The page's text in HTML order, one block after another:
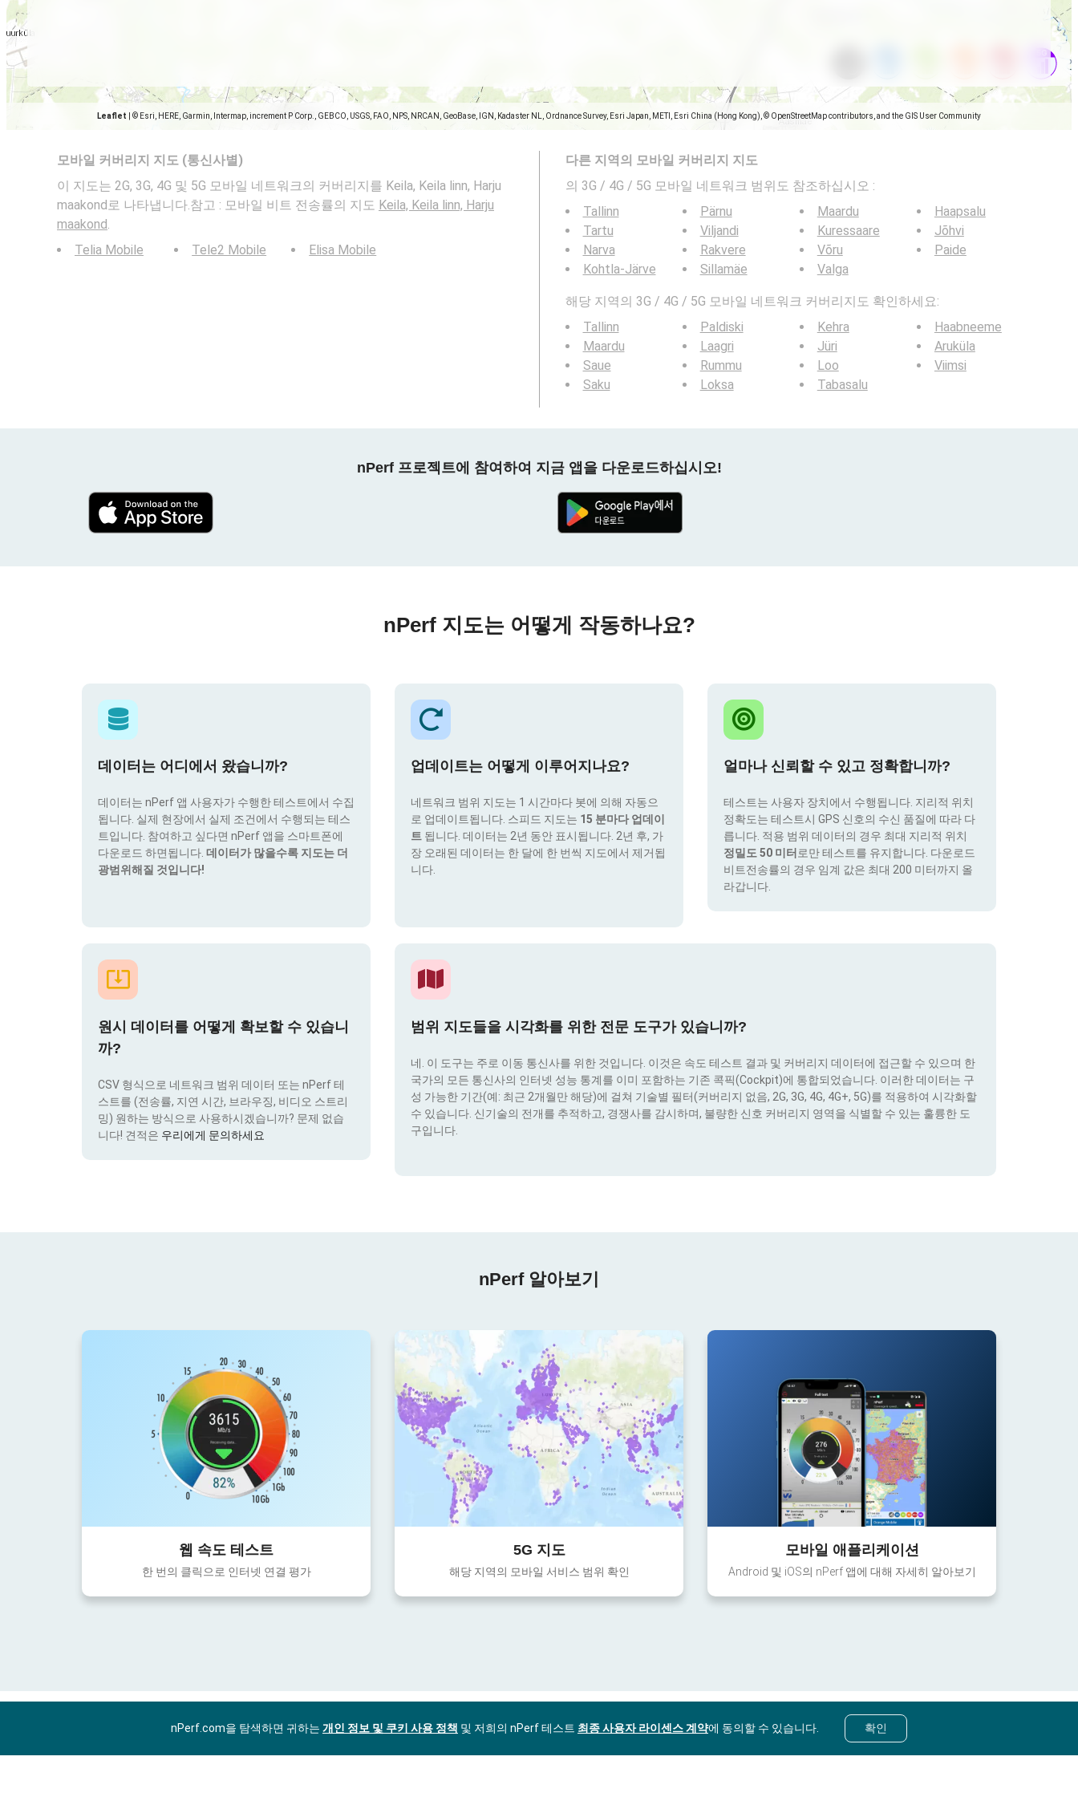
Leaflet © Esri, HERE, Garmin, Intermap, increment P Corp., GEBCO, USGS, FAO, NPS, NRCAN, GeoBase, IGN, Kadaster NL, Ordnance Survey, Esri Japan, METI, Esri China (Hong Kong), © OpenStreetMap contributors, and the GIS User Community
모바일 커버리지 지도 (통신사별)
이 지도는 2G, 3G, 4G 및 5G 모바일 네트워크의 커버리지를 Keila, Keila linn, Harju
maakond로 나타냅니다.참고 : 모바일 비트 전송률의 지도 Keila, Keila linn, Harju
maakond.
Telia Mobile
Tele2 Mobile Elisa Mobile
다른 지역의 모바일 커버리지 지도
의 3G / 4G / 5G 모바일 네트워크 범위도 참조하십시오 :
Tallinn
Tartu
Narva
Kohtla-Järve
Pärnu
Viljandi
Rakvere
Sillamäe
Maardu
Kuressaare
Võru
Valga
Haapsalu
Jõhvi
Paide
해당 지역의 3G / 4G / 5G 모바일 네트워크 커버리지도 확인하세요:
Tallinn
Maardu
Saue
Saku
Paldiski
Laagri
Rummu
Loksa
Kehra
Jüri
Loo
Tabasalu
Haabneeme
Aruküla
Viimsi
nPerf 프로젝트에 참여하여 지금 앱을 다운로드하십시오!
nPerf 지도는 어떻게 작동하나요?
데이터는 어디에서 왔습니까?
데이터는 nPerf 앱 사용자가 수행한 테스트에서 수집
됩니다. 실제 현장에서 실제 조건에서 수행되는 테스
트입니다. 참여하고 싶다면 nPerf 앱을 스마트폰에
다운로드 하면됩니다. 데이터가 많을수록 지도는 더
광범위해질 것입니다!
업데이트는 어떻게 이루어지나요?
네트워크 범위 지도는 1 시간마다 봇에 의해 자동으
로 업데이트됩니다. 스피드 지도는 15 분마다 업데이
트 됩니다. 데이터는 2년 동안 표시됩니다. 2년 후, 가
장 오래된 데이터는 한 달에 한 번씩 지도에서 제거됩
니다.
얼마나 신뢰할 수 있고 정확합니까?
테스트는 사용자 장치에서 수행됩니다. 지리적 위치
정확도는 테스트시 GPS 신호의 수신 품질에 따라 다
릅니다. 적용 범위 데이터의 경우 최대 지리적 위치
정밀도 50 미터 로만 테스트를 유지합니다. 다운로드
비트전송률의 경우 임계 값은 최대 200 미터까지 올
라갑니다.
원시 데이터를 어떻게 확보할 수 있습니
까?
CSV 형식으로 네트워크 범위 데이터 또는 nPerf 테
스트를 (전송률, 지연 시간, 브라우징, 비디오 스트리
밍) 원하는 방식으로 사용하시겠습니까? 문제 없습
니다! 견적은 우리에게 문의하세요
범위 지도들을 시각화를 위한 전문 도구가 있습니까?
네. 이 도구는 주로 이동 통신사를 위한 것입니다. 이것은 속도 테스트 결과 및 커버리지 데이터에 접근할 수 있으며 한
국가의 모든 통신사의 인터넷 성능 통계를 이미 포함하는 기존 콕픽(Cockpit)에 통합되었습니다. 이러한 데이터는 구
성 가능한 기간(예: 최근 2개월만 해당)에 걸쳐 기술별 필터(커버리지 없음, 2G, 3G, 4G, 4G+, 5G)를 적용하여 시각화할
수 있습니다. 신기술의 전개를 추적하고, 경쟁사를 감시하며, 불량한 신호 커버리지 영역을 식별할 수 있는 훌륭한 도
구입니다.
nPerf 알아보기
웹 속도 테스트
한 번의 클릭으로 인터넷 연결 평가
5G 지도
해당 지역의 모바일 서비스 범위 확인
모바일 애플리케이션
Android 및 iOS의 nPerf 앱에 대해 자세히 알아보기
nPerf.com을 탐색하면 귀하는 개인 정보 및 쿠키 사용 정책 및 저희의 nPerf 테스트 최종 사용자 라이센스 계약에 동의할 수 있습니다. 확인